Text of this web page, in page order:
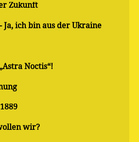
Zukunft
Ja, ich bin aus der Ukraine
Noctis“!
wir?